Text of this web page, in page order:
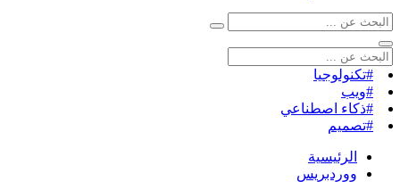
#تكنولوجيا
#ويب
#ذكاء اصطناعي
#تصميم
الرئيسية
ووردبريس